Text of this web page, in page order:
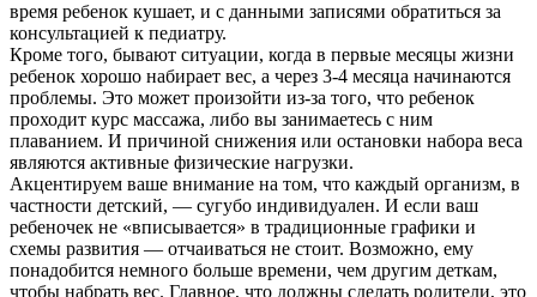
время ребенок кушает, и с данными записями обратиться за
консультацией к педиатру.
Кроме того, бывают ситуации, когда в первые месяцы жизни
ребенок хорошо набирает вес, а через 3-4 месяца начинаются
проблемы. Это может произойти из-за того, что ребенок
проходит курс массажа, либо вы занимаетесь с ним
плаванием. И причиной снижения или остановки набора веса
являются активные физические нагрузки.
Акцентируем ваше внимание на том, что каждый организм, в
частности детский, — сугубо индивидуален. И если ваш
ребеночек не «вписывается» в традиционные графики и
схемы развития — отчаиваться не стоит. Возможно, ему
понадобится немного больше времени, чем другим деткам,
чтобы набрать вес. Главное, что должны сделать родители, это